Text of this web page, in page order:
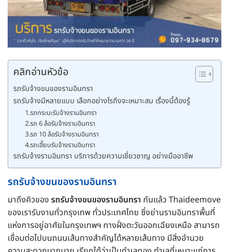
คลิกอ่านหัวข้อ
รถรับจ้างขนของรามอินทรา
รถรับจ้างมีหลายแบบ เลือกอย่างไรถึงจะเหมาะสม เรื่องนี้ต้องรู้
1.รถกระบะรับจ้างรามอินทรา
2.รถ 6 ล้อรับจ้างรามอินทรา
3.รถ 10 ล้อรับจ้างรามอินทรา
4.รถเฮี๊ยบรับจ้างรามอินทรา
รถรับจ้างรามอินทรา บริการด้วยความเชี่ยวชาญ อย่างมืออาชีพ
รถรับจ้างขนของรามอินทรา
มาถึงคิวของ รถรับจ้างขนของรามอินทรา กันแล้ว Thaideemove
ของเรารับงานทั่วกรุงเทพ ทั่วประเทศไทย ซึ่งย่านรามอินทราพื้นที่
แห่งการอยู่อาศัยในกรุงเทพฯ ทางฝั่งตะวันออกเฉียงเหนือ สามารถ
เชื่อมต่อไปบนถนนเส้นทางสำคัญได้หลายเส้นทาง มีสิ่งอำนวย